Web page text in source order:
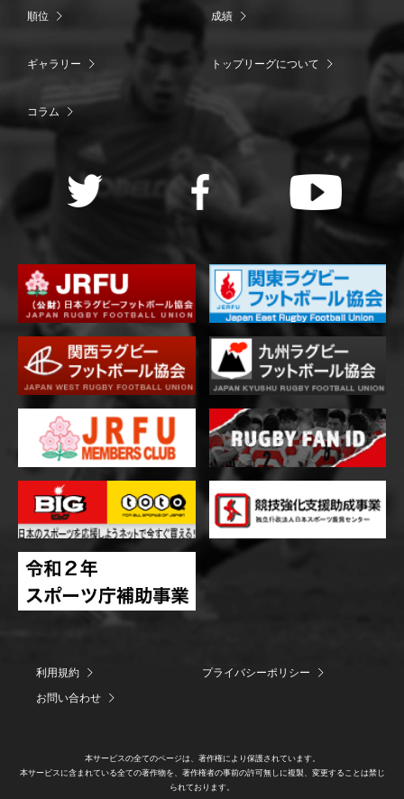
順位 成績
ギャラリー トップリーグについて
コラム
利用規約
プライバシーポリシー
お問い合わせ
本サービスの全てのページは、著作権により保護されています。
本サービスに含まれている全ての著作物を、著作権者の事前の許可無しに複製、変更することは禁じ
られております。